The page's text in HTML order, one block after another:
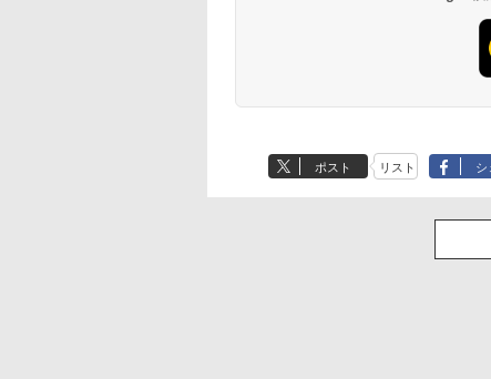
ポスト リスト シ